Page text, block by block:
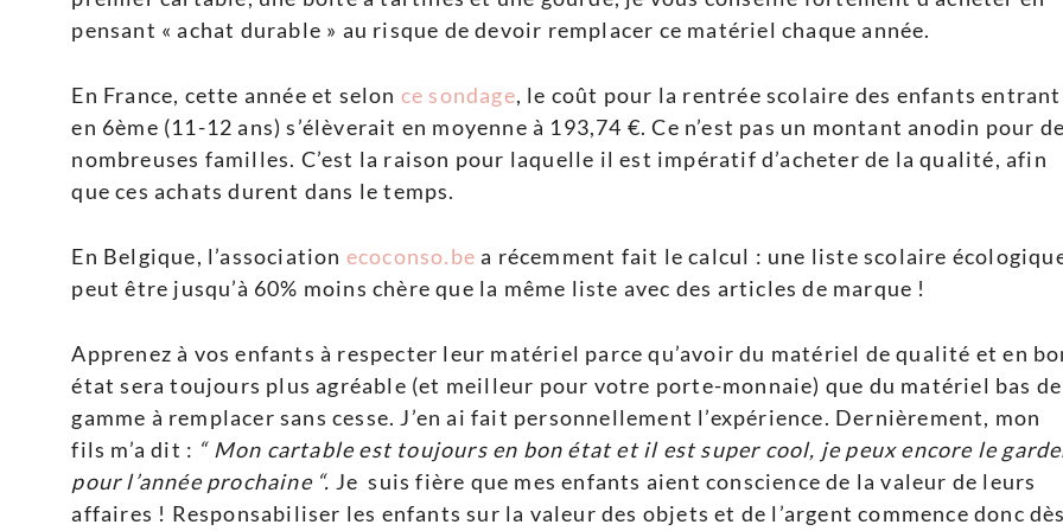
pensant « achat durable » au risque de devoir remplacer ce matériel chaque année.
En France, cette année et selon ce sondage, le coût pour la rentrée scolaire des enfants entrant
en 6ème (11-12 ans) s’élèverait en moyenne à 193,74 €. Ce n’est pas un montant anodin pour de
nombreuses familles. C’est la raison pour laquelle il est impératif d’acheter de la qualité, afin
que ces achats durent dans le temps.
En Belgique, l’association ecoconso.be a récemment fait le calcul : une liste scolaire
peut être jusqu’à 60% moins chère que la même liste avec des articles de marque !
Apprenez à vos enfants à respecter leur matériel parce qu’avoir du matériel de qualité et en
état sera toujours plus agréable (et meilleur pour votre porte-monnaie) que du matériel bas de
gamme à remplacer sans cesse. J’en ai fait personnellement l’expérience. Dernièrement, mon
fils m’a dit : “ Mon cartable est toujours en bon état et il est super cool, je peux encore le
pour l’année prochaine “. Je suis fière que mes enfants aient conscience de la valeur de leurs
affaires ! Responsabiliser les enfants sur la valeur des objets et de l’argent commence donc dès